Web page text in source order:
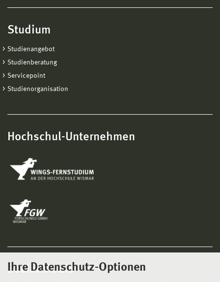
Ihre Datenschutz-Optionen
Studium
Studienangebot
Studienberatung
Servicepoint
Studienorganisation
Hochschul-Unternehmen
Social Media